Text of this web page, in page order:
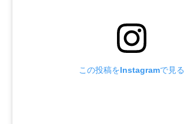
この投稿をInstagramで見る